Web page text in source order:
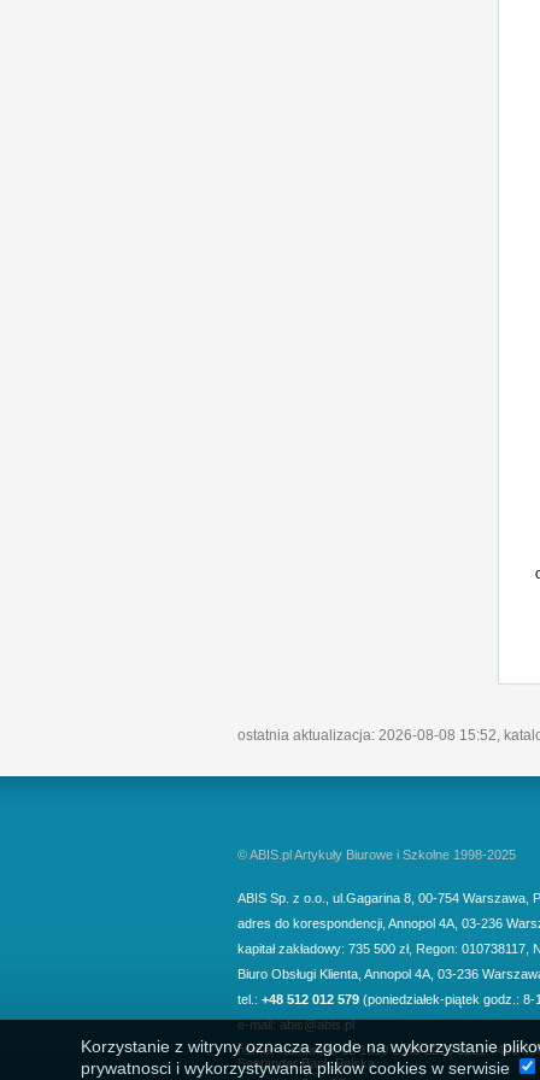
ostatnia aktualizacja: 2026-08-08 15:52,
© ABIS.pl Artykuły Biurowe i Szkolne 1998-2025
ABIS Sp. z o.o. ul.Gagarina 8 00-754 Warszawa
adres do korespondencji Annopol 4A 03-236
kapitał zakładowy: 735 500 zł, Regon: 010738117,
Biuro Obsługi Klienta, Annopol 4A, 03-236
tel.: +48 512 012 579 (poniedziałek-piątek godz.: 8-
e-mail:abis@abis.pl
numer rachunku: 62 1910 1048 2215 1221 7400
Santander Bank Polska
Korzystanie z witryny oznacza zgode na wykorzystanie
prywatnosci i wykorzystywania plikow cookies w serwisie